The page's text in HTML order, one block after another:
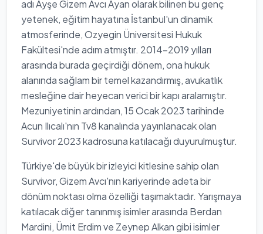
adı Ayşe Gizem Avcı Ayan olarak bilinen bu genç
yetenek, eğitim hayatına İstanbul'un dinamik
atmosferinde, Ozyegin Üniversitesi Hukuk
Fakültesi'nde adım atmıştır. 2014-2019 yılları
arasında burada geçirdiği dönem, ona hukuk
alanında sağlam bir temel kazandırmış, avukatlık
mesleğine dair heyecan verici bir kapı aralamıştır.
Mezuniyetinin ardından, 15 Ocak 2023 tarihinde
Acun Ilıcalı'nın Tv8 kanalında yayınlanacak olan
Survivor 2023 kadrosuna katılacağı duyurulmuştur.
Türkiye'de büyük bir izleyici kitlesine sahip olan
Survivor, Gizem Avcı'nın kariyerinde adeta bir
dönüm noktası olma özelliği taşımaktadır. Yarışmaya
katılacak diğer tanınmış isimler arasında Berdan
Mardini, Ümit Erdim ve Zeynep Alkan gibi isimler